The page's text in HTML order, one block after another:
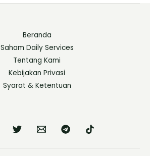
Beranda
Saham Daily Services
Tentang Kami
Kebijakan Privasi
Syarat & Ketentuan